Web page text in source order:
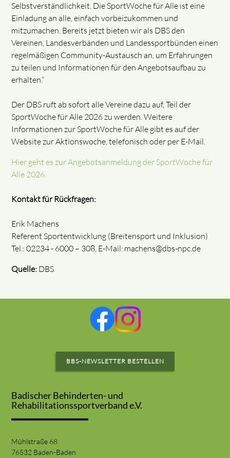
Selbstverständlichkeit. Die SportWoche für Alle ist eine
Einladung an alle, einfach vorbeizukommen und
mitzumachen. Bereits jetzt bieten wir als DBS den
Vereinen, Landesverbänden und Landessportbünden einen
regelmäßigen Community-Austausch an, um Erfahrungen
zu teilen und Informationen für den Angebotsaufbau zu
erhalten.“
Der DBS ruft ab sofort alle Vereine dazu auf, Teil der
SportWoche für Alle 2026 zu werden. Weitere
Informationen zur SportWoche für Alle gibt es auf der
Website zur Aktionswoche, telefonisch oder per E-Mail.
Hier geht es zur Angebotsanmeldung der SportWoche für
Alle 2026.
Kontakt für Rückfragen:
Erik Machens
Referent Sportentwicklung (Breitensport und Inklusion)
Tel.: 02234 - 6000 – 308, E-Mail: machens@dbs-npc.de
Quelle: DBS
BBS-NEWSLETTER BESTELLEN
Badischer Behinderten- und
Rehabilitationssportverband e.V.
Mühlstraße 68
76532 Baden-Baden